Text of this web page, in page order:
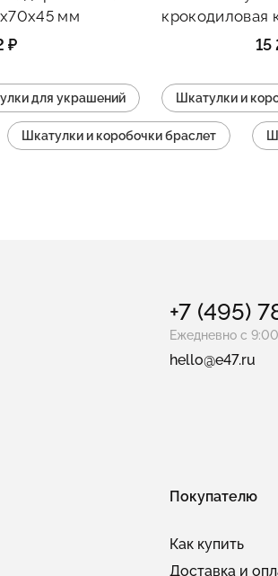
мм
₽
крокодиловая
крючки, 15
для украшений Шкатулки и
Шкатулки и коробочки браслет
+7 (495)
Ежедневно с
hello@e47.ru
Покупателю
Как купить
Доставка и